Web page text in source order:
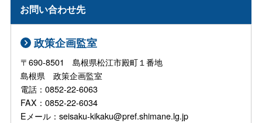
お問い合わせ先
政策企画監室
〒690-8501 島根県松江市殿町１番地
島根県 政策企画監室
電話：0852-22-6063
FAX：0852-22-6034
Eメール：seisaku-kikaku@pref.shimane.lg.jp